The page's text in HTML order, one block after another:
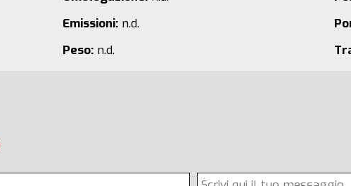
Emissioni:n.d.
Peso:n.d.